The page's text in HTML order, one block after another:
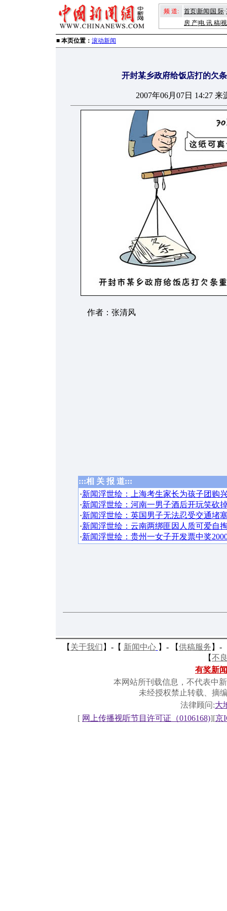
频 道: 首页新闻 国 际·
房 产电 讯 稿
■ 本页位置： 滚动新闻
开封某乡政府给饭店打的欠
2007年06月07日 14:27
作者：张清风
:::相 关 报 道:::
·新闻浮世绘：上海考生家长为孩子团购
·新闻浮世绘：河南一男子酒后开玩笑砍
·新闻浮世绘：英国男子无法忍受交通堵
·新闻浮世绘：云南两绑匪因人质可爱自
·新闻浮世绘：贵州一女子开发票中奖
【 关于我们 】-【 新闻中心 】- 【供稿服务 】-
【不
有奖新
本网站所刊载信息，不代表中
未经授权禁止转载、摘
法律顾问:大
[ 网上传播视听节目许可证（0106168)][京